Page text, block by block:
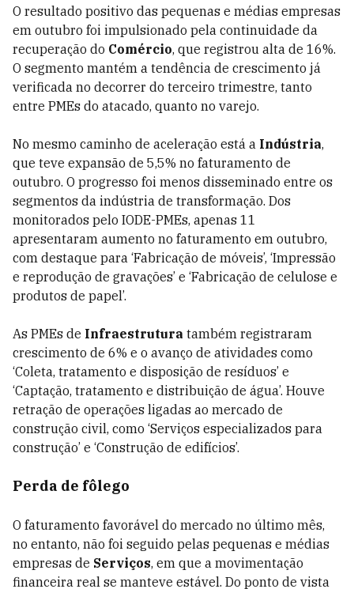
O resultado positivo das pequenas e médias empresas
em outubro foi impulsionado pela continuidade da
recuperação do Comércio, que registrou alta de 16%.
O segmento mantém a tendência de crescimento já
verificada no decorrer do terceiro trimestre, tanto
entre PMEs do atacado, quanto no varejo.
No mesmo caminho de aceleração está a Indústria,
que teve expansão de 5,5% no faturamento de
outubro. O progresso foi menos disseminado entre os
segmentos da indústria de transformação. Dos
monitorados pelo IODE-PMEs, apenas 11
apresentaram aumento no faturamento em outubro,
com destaque para ‘Fabricação de móveis’, ‘Impressão
e reprodução de gravações’ e ‘Fabricação de celulose e
produtos de papel’.
As PMEs de Infraestrutura também registraram
crescimento de 6% e o avanço de atividades como
‘Coleta, tratamento e disposição de resíduos’ e
‘Captação, tratamento e distribuição de água’. Houve
retração de operações ligadas ao mercado de
construção civil, como ‘Serviços especializados para
construção’ e ‘Construção de edifícios’.
Perda de fôlego
O faturamento favorável do mercado no último mês,
no entanto, não foi seguido pelas pequenas e médias
empresas de Serviços, em que a movimentação
financeira real se manteve estável. Do ponto de vista